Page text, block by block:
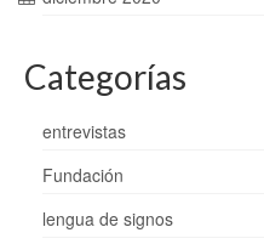
Categorías
entrevistas
Fundación
lengua de signos